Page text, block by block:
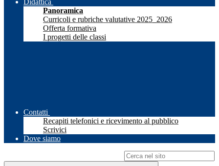
Didattica
Panoramica
Curricoli e rubriche valutative 2025_2026
Offerta formativa
I progetti delle classi
Contatti
Recapiti telefonici e ricevimento al pubblico
Scrivici
Dove siamo